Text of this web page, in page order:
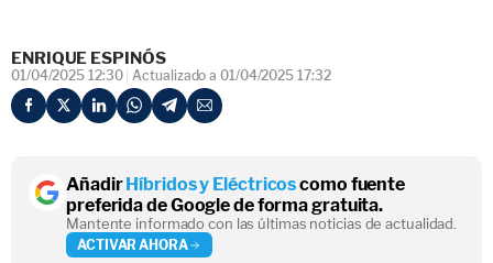
ENRIQUE ESPINÓS
01/04/2025 12:30 Actualizado a 01/04/2025 17:32
AñadirHíbridos y Eléctricoscomo fuente
preferida de Google de forma gratuita.
Mantente informado con las últimas noticias de actualidad.
ACTIVAR AHORA